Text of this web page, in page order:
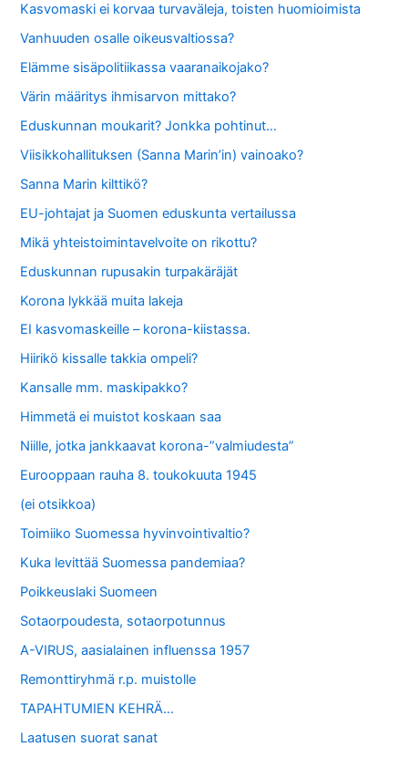
Kasvomaski ei korvaa turvaväleja, toisten huomioimista
Vanhuuden osalle oikeusvaltiossa?
Elämme sisäpolitiikassa vaaranaikojako?
Värin määritys ihmisarvon mittako?
Eduskunnan moukarit? Jonkka pohtinut…
Viisikkohallituksen (Sanna Marin’in) vainoako?
Sanna Marin kilttikö?
EU-johtajat ja Suomen eduskunta vertailussa
Mikä yhteistoimintavelvoite on rikottu?
Eduskunnan rupusakin turpakäräjät
Korona lykkää muita lakeja
EI kasvomaskeille – korona-kiistassa.
Hiirikö kissalle takkia ompeli?
Kansalle mm. maskipakko?
Himmetä ei muistot koskaan saa
Niille, jotka jankkaavat korona-”valmiudesta”
Eurooppaan rauha 8. toukokuuta 1945
(ei otsikkoa)
Toimiiko Suomessa hyvinvointivaltio?
Kuka levittää Suomessa pandemiaa?
Poikkeuslaki Suomeen
Sotaorpoudesta, sotaorpotunnus
A-VIRUS, aasialainen influenssa 1957
Remonttiryhmä r.p. muistolle
TAPAHTUMIEN KEHRÄ…
Laatusen suorat sanat